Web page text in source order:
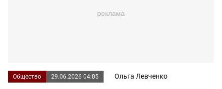
Общество 29.06.2026 04:05 Ольга Левченко